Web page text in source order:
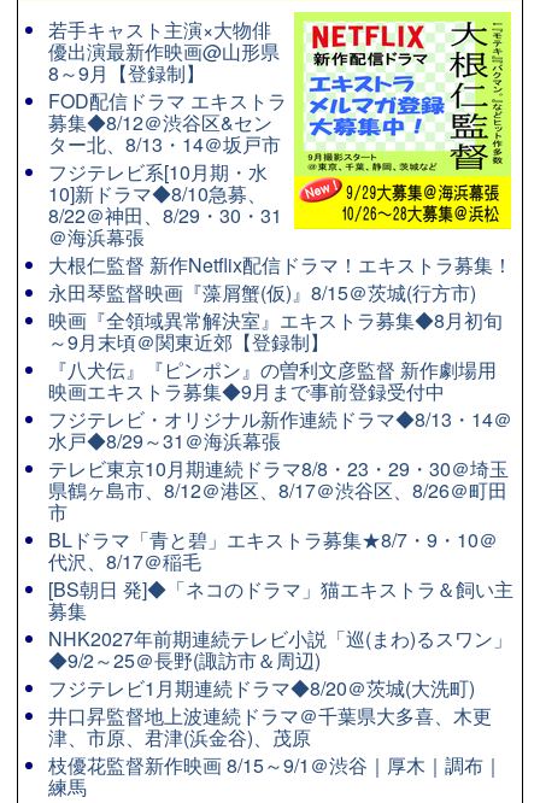
若手キャスト主演×大物俳
優出演最新作映画@山形県
8～9月【登録制】
FOD配信ドラマ エキストラ
募集◆8/12＠渋谷区&セン
ター北、8/13・14＠坂戸市
フジテレビ系[10月期・水
10]新ドラマ◆8/10急募、
8/22＠神田、8/29・30・31
＠海浜幕張
大根仁監督 新作Netflix配信ドラマ！エキストラ募集！
永田琴監督映画『藻屑蟹(仮)』8/15＠茨城(行方市)
映画『全領域異常解決室』エキストラ募集◆8月初旬
～9月末頃＠関東近郊【登録制】
『八犬伝』『ピンポン』の曽利文彦監督 新作劇場用
映画エキストラ募集◆9月まで事前登録受付中
フジテレビ・オリジナル新作連続ドラマ◆8/13・14＠
水戸◆8/29～31＠海浜幕張
テレビ東京10月期連続ドラマ8/8・23・29・30＠埼玉
県鶴ヶ島市、8/12＠港区、8/17＠渋谷区、8/26＠町田
市
BLドラマ「青と碧」エキストラ募集★8/7・9・10＠
代沢、8/17＠稲毛
[BS朝日 発]◆「ネコのドラマ」猫エキストラ＆飼い主
募集
NHK2027年前期連続テレビ小説「巡(まわ)るスワン」
◆9/2～25＠長野(諏訪市＆周辺)
フジテレビ1月期連続ドラマ◆8/20＠茨城(大洗町)
井口昇監督地上波連続ドラマ＠千葉県大多喜、木更
津、市原、君津(浜金谷)、茂原
枝優花監督新作映画 8/15～9/1＠渋谷｜厚木｜調布｜
練馬